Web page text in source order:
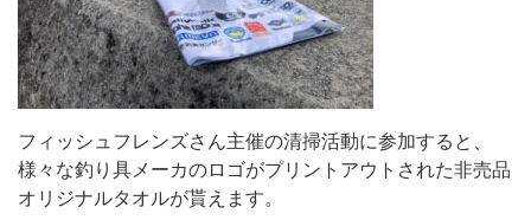
フィッシュフレンズさん主催の清掃活動に参加すると、
様々な釣り具メーカのロゴがプリントアウトされた非売品
オリジナルタオルが貰えます。